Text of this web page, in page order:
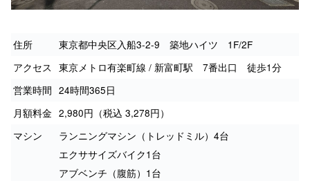
住所
東京都中央区入船3-2-9 築地ハイツ 1F/2F
アクセス 東京メトロ有楽町線 / 新富町駅 7番出口 徒歩1分
営業時間 24時間365日
月額料金 2,980円（税込 3,278円）
マシン
ランニングマシン（トレッドミル）4台
エクササイズバイク1台
アブベンチ（腹筋）1台